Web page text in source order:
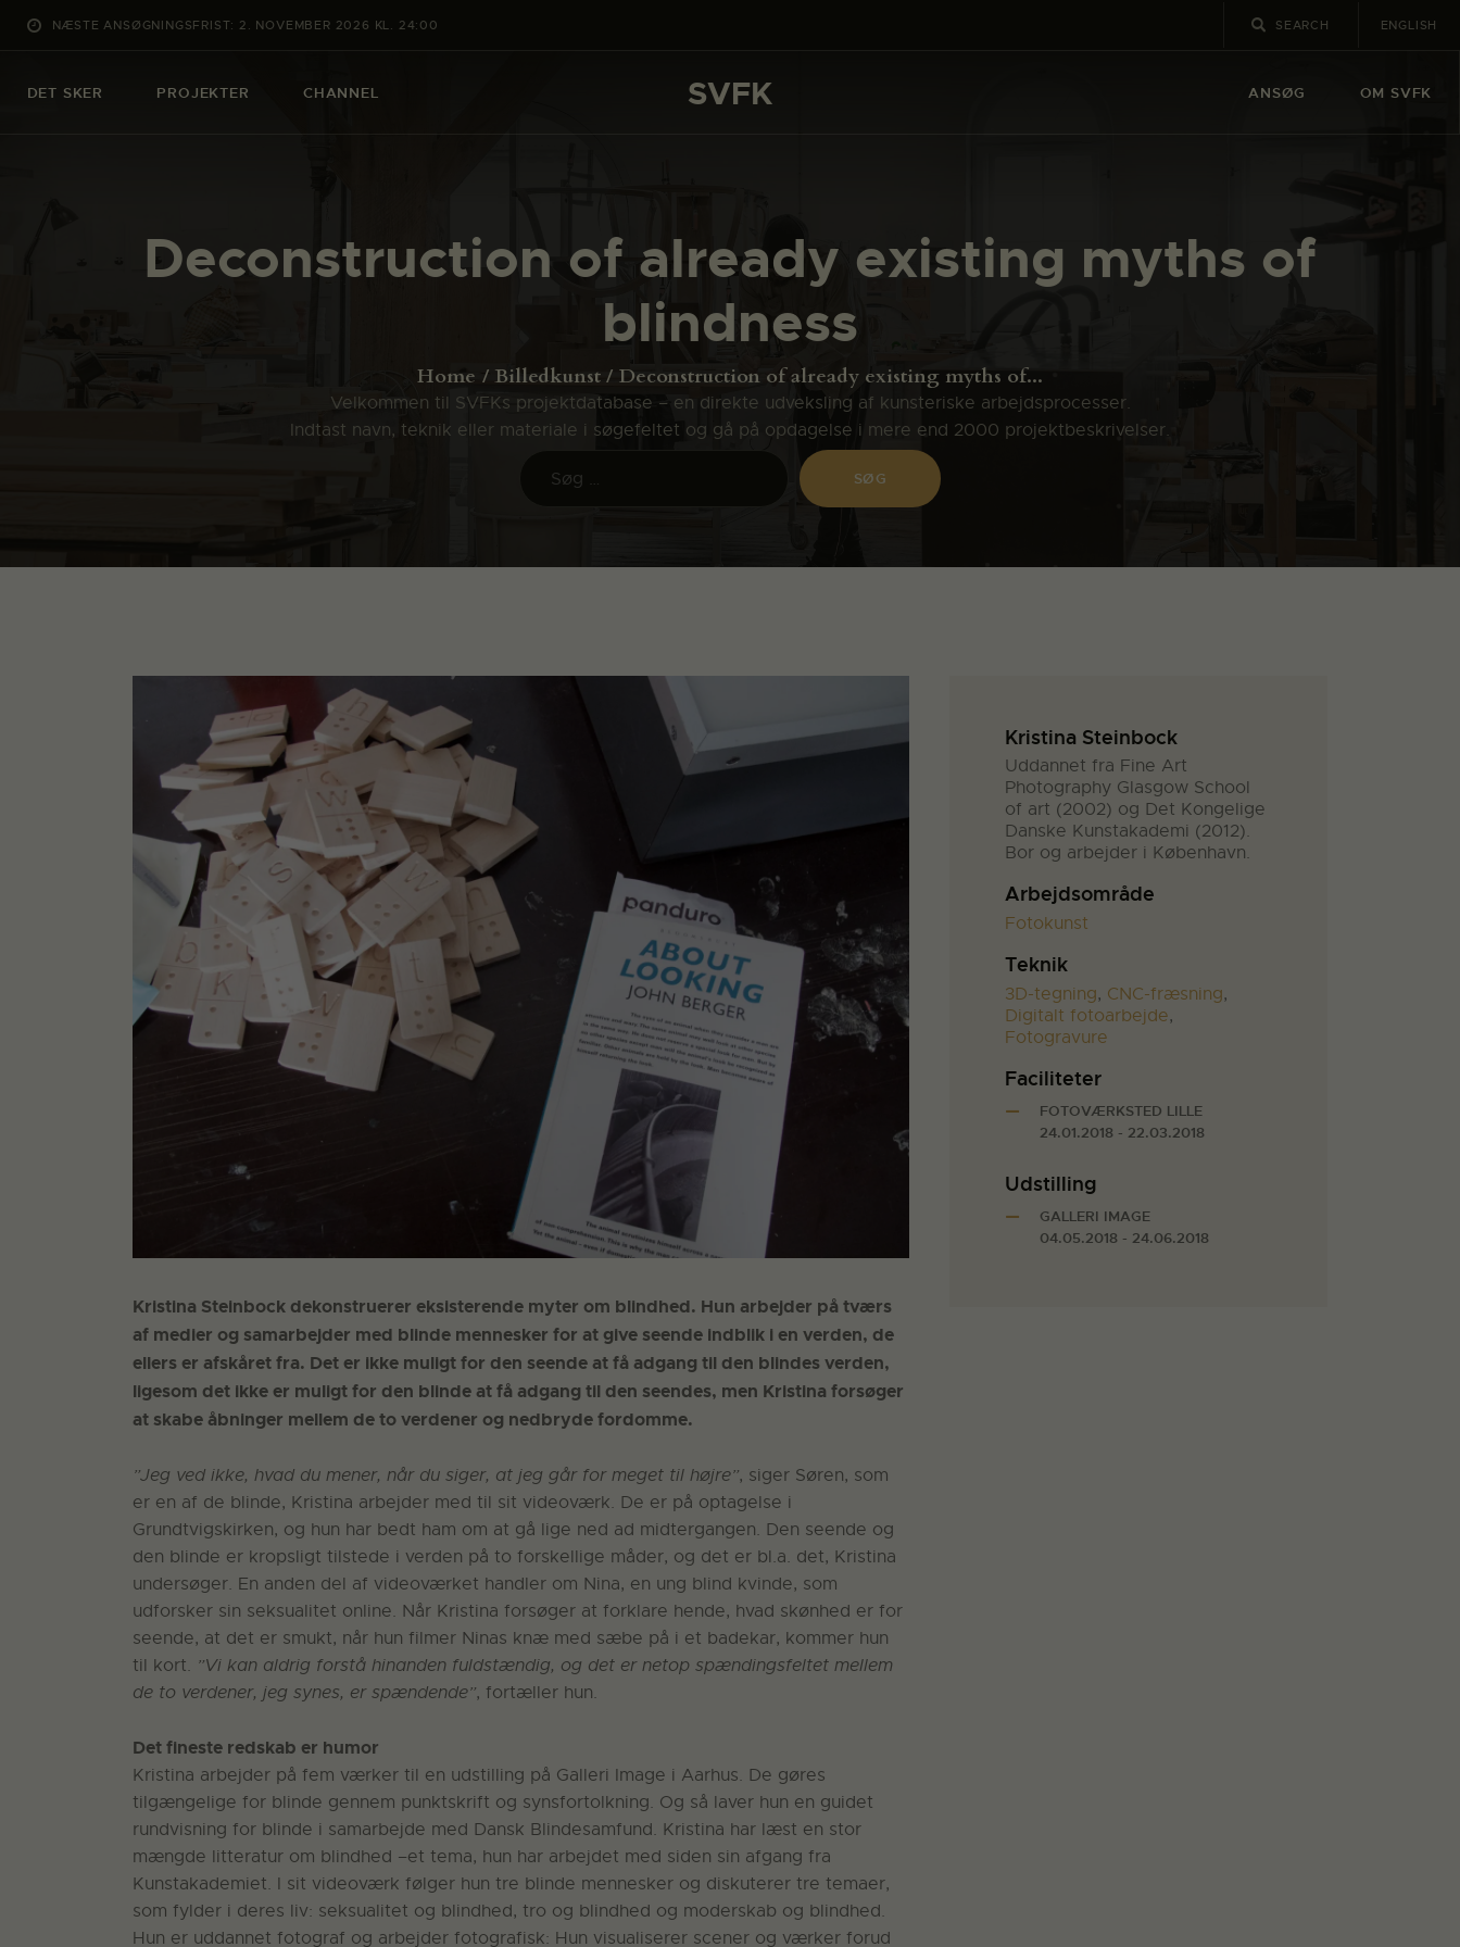
NÆSTE ANSØGNINGSFRIST: 2. NOVEMBER 2026 KL. 24:00 ENGLISH
DET SKER PROJEKTER CHANNEL SVFK ANSØG OM SVFK
Deconstruction of already existing myths of
blindness
Home Billedkunst Deconstruction of already existing myths of...
Velkommen til SVFKs projektdatabase – en direkte udveksling af kunsteriske arbejdsprocesser.
Indtast navn, teknik eller materiale i søgefeltet og gå på opdagelse i mere end 2000 projektbeskrivelser.
SVFK
PROJEKTER
OM SVFK
ENGLISH
Kristina Steinbock dekonstruerer eksisterende myter om blindhed. Hun arbejder på tværs
af medier og samarbejder med blinde mennesker for at give seende indblik i en verden, de
ellers er afskåret fra. Det er ikke muligt for den seende at få adgang til den blindes verden,
ligesom det ikke er muligt for den blinde at få adgang til den seendes, men Kristina forsøger
at skabe åbninger mellem de to verdener og nedbryde fordomme.
”Jeg ved ikke, hvad du mener, når du siger, at jeg går for meget til højre”, siger Søren, som
er en af de blinde, Kristina arbejder med til sit videoværk. De er på optagelse i
Grundtvigskirken, og hun har bedt ham om at gå lige ned ad midtergangen. Den seende og
den blinde er kropsligt tilstede i verden på to forskellige måder, og det er bl.a. det, Kristina
undersøger. En anden del af videoværket handler om Nina, en ung blind kvinde, som
udforsker sin seksualitet online. Når Kristina forsøger at forklare hende, hvad skønhed er for
seende, at det er smukt, når hun filmer Ninas knæ med sæbe på i et badekar, kommer hun
til kort. ”Vi kan aldrig forstå hinanden fuldstændig, og det er netop spændingsfeltet mellem
de to verdener, jeg synes, er spændende”, fortæller hun.
Det fineste redskab er humor
Kristina arbejder på fem værker til en udstilling på Galleri Image i Aarhus. De gøres
tilgængelige for blinde gennem punktskrift og synsfortolkning. Og så laver hun en guidet
rundvisning for blinde i samarbejde med Dansk Blindesamfund. Kristina har læst en stor
mængde litteratur om blindhed –et tema, hun har arbejdet med siden sin afgang fra
Kunstakademiet. I sit videoværk følger hun tre blinde mennesker og diskuterer tre temaer,
som fylder i deres liv: seksualitet og blindhed, tro og blindhed og moderskab og blindhed.
Hun er uddannet fotograf og arbejder fotografisk: Hun visualiserer scener og værker forud
Kristina Steinbock
Uddannet fra Fine Art
Photography Glasgow School
of art (2002) og Det Kongelige
Danske Kunstakademi (2012).
Bor og arbejder i København.
Arbejdsområde
Fotokunst
Teknik
3D-tegning, CNC-fræsning,
Digitalt fotoarbejde,
Fotogravure
Faciliteter
FOTOVÆRKSTED LILLE
24.01.2018 - 22.03.2018
Udstilling
GALLERI IMAGE
04.05.2018 - 24.06.2018